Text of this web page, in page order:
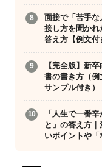
面接で「苦手な
接し方を聞かれ
答え方【例文付
【完全版】新
書の書き方（例
サンプル付き）
「人生で一番
と」の答え方｜
いポイントや